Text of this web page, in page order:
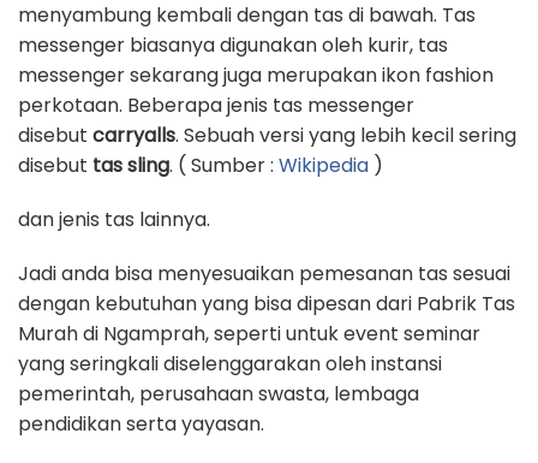
menyambung kembali dengan tas di bawah. Tas
messenger biasanya digunakan oleh kurir, tas
messenger sekarang juga merupakan ikon fashion
perkotaan. Beberapa jenis tas messenger
disebut carryalls. Sebuah versi yang lebih kecil sering
disebut tas sling. ( Sumber : Wikipedia )
dan jenis tas lainnya.
Jadi anda bisa menyesuaikan pemesanan tas sesuai
dengan kebutuhan yang bisa dipesan dari Pabrik Tas
Murah di Ngamprah, seperti untuk event seminar
yang seringkali diselenggarakan oleh instansi
pemerintah, perusahaan swasta, lembaga
pendidikan serta yayasan.